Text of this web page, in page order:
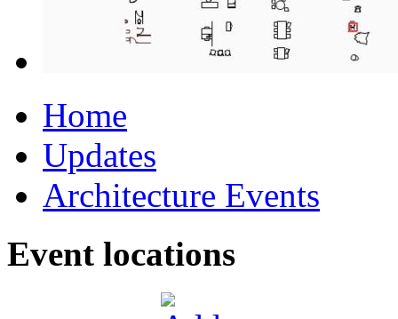
Home
Updates
Architecture Events
Event locations